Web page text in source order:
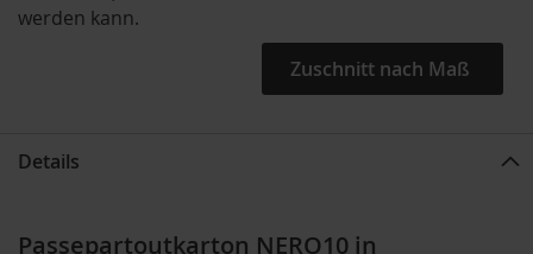
Artikel aus, der dort direkt im Wunschmaß bestellt
Zuschnitt nach Maß